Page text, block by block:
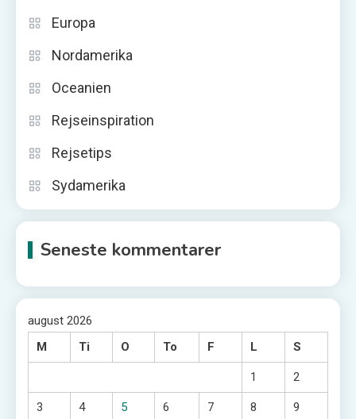
Europa
Nordamerika
Oceanien
Rejseinspiration
Rejsetips
Sydamerika
Seneste kommentarer
august 2026
M
Ti O To F L S
1 2
3 4 5 6 7 8 9